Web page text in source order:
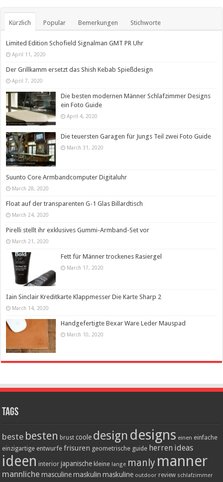
Kürzlich Popular Bemerkungen Stichworte
Limited Edition Schofield Signalman GMT PR Uhr
April 11, 2020
Der Grillkamm ersetzt das Shish Kebab Spießdesign
April 7, 2020
Die besten modernen Männer Schlafzimmer Designs
ein Foto Guide
April 4, 2020
Die teuersten Garagen für Jungs Teil zwei Foto Guide
March 31, 2020
Suunto Core Armbandcomputer Digitaluhr
March 28, 2020
Float auf der transparenten G-1 Glas Billardtisch
March 24, 2020
Pirelli stellt ihr exklusives Gummi-Armband-Set vor
March 21, 2020
Fett für Männer trockenes Rasiergel
March 17, 2020
Iain Sinclair Kreditkarte Klappmesser Die Karte Sharp 2
March 14, 2020
Handgefertigte Bexar Ware Leder Mauspad
March 10, 2020
Tags
beste besten brust coole design designs einen einfache
einzigartige entwurfe frisuren geometrische guide herren ideas
ideen interior japanische kleine lange manly manner
mannliche masculine maskulin maskuline outdoor review schlafzimmer